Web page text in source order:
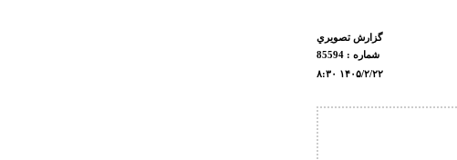
گزارش تصويري
شماره : 85594
۸:۳۰ ۱۴۰۵/۲/۲۲